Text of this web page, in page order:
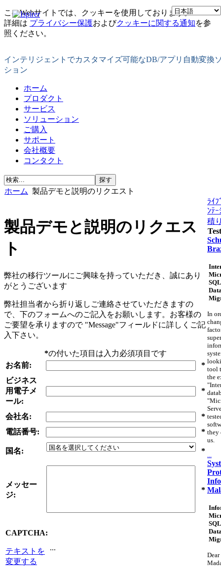
このWebサイトでは、クッキーを使用しております。
詳細は プライバシー保護およびクッキーに関する通知を参
照ください。
インテリジェントでカスタマイズ可能なDB/アプリ自動変換
ション
ホーム
プロダクト
サービス
ソリューション
ご購入
サポート
会社概要
コンタクト
ホーム 製品デモと説明のリクエスト
製品デモと説明のリクエス
ト
弊社の移行ツールにご興味を持っていただき、誠にあり
がとうございます
弊社担当者から折り返しご連絡させていただきますの
で、下のフォームへのご記入をお願いします。お客様の
ご要望を承りますので "Message"フィールドに詳しくご記
入下さい。
*の付いた項目は入力必須項目です
お名前:
*
ビジネス
用電子メ
ール:
*
会社名:
*
電話番号:
*
国名: *
メッセー
ジ:
*
CAPTCHA:
テキストを
変更する
...
ﾗｲﾌ
ﾝﾃｰ
積
In
tool
the
they
us.